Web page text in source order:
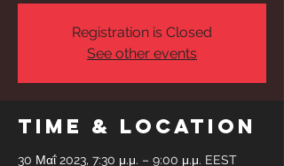
Registration is Closed
See other events
Time & Location
30 Μαΐ 2023, 7:30 μ.μ. – 9:00 μ.μ. EEST